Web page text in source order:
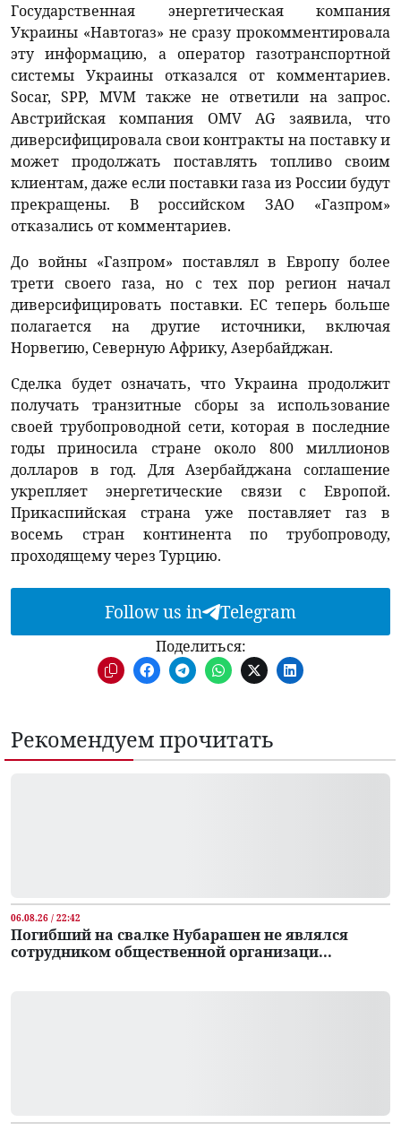
Государственная энергетическая компания
Украины «Навтогаз» не сразу прокомментировала
эту информацию, а оператор газотранспортной
системы Украины отказался от комментариев.
Socar, SPP, MVM также не ответили на запрос.
Австрийская компания OMV AG заявила, что
диверсифицировала свои контракты на поставку и
может продолжать поставлять топливо своим
клиентам, даже если поставки газа из России будут
прекращены. В российском ЗАО «Газпром»
отказались от комментариев.
До войны «Газпром» поставлял в Европу более
трети своего газа, но с тех пор регион начал
диверсифицировать поставки. ЕС теперь больше
полагается на другие источники, включая
Норвегию, Северную Африку, Азербайджан.
Сделка будет означать, что Украина продолжит
получать транзитные сборы за использование
своей трубопроводной сети, которая в последние
годы приносила стране около 800 миллионов
долларов в год. Для Азербайджана соглашение
укрепляет энергетические связи с Европой.
Прикаспийская страна уже поставляет газ в
восемь стран континента по трубопроводу,
проходящему через Турцию.
Follow us in Telegram
Поделиться:
Рекомендуем прочитать
06.08.26 / 22:42
Погибший на свалке Нубарашен не являлся
сотрудником общественной организаци...